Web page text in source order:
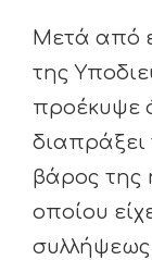
Μετά από
της
προέκυψε
διαπράξει
βάρος της
οποίου
συλλήψεως